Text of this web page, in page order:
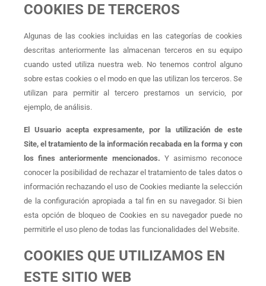
COOKIES DE TERCEROS
Algunas de las cookies incluidas en las categorías de cookies
descritas anteriormente las almacenan terceros en su equipo
cuando usted utiliza nuestra web. No tenemos control alguno
sobre estas cookies o el modo en que las utilizan los terceros. Se
utilizan para permitir al tercero prestarnos un servicio, por
ejemplo, de análisis.
El Usuario acepta expresamente, por la utilización de este
Site, el tratamiento de la información recabada en la forma y con
los fines anteriormente mencionados. Y asimismo reconoce
conocer la posibilidad de rechazar el tratamiento de tales datos o
información rechazando el uso de Cookies mediante la selección
de la configuración apropiada a tal fin en su navegador. Si bien
esta opción de bloqueo de Cookies en su navegador puede no
permitirle el uso pleno de todas las funcionalidades del Website.
COOKIES QUE UTILIZAMOS EN
ESTE SITIO WEB